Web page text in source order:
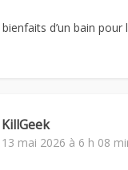
d’un bain pour
KillGeek
13 mai 2026 à 6 h 08